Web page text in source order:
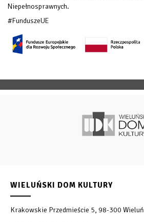
Niepełnosprawnych.
#FunduszeUE
WIELUŃSKI DOM KULTURY
Krakowskie Przedmieście 5, 98-300 Wieluń